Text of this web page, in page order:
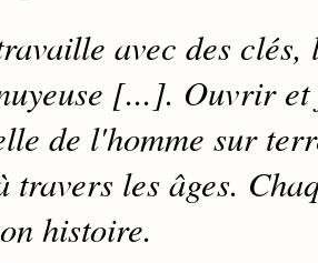
avec des
[...]. Ouvrir
de l'homme sur
travers les âges.
histoire.